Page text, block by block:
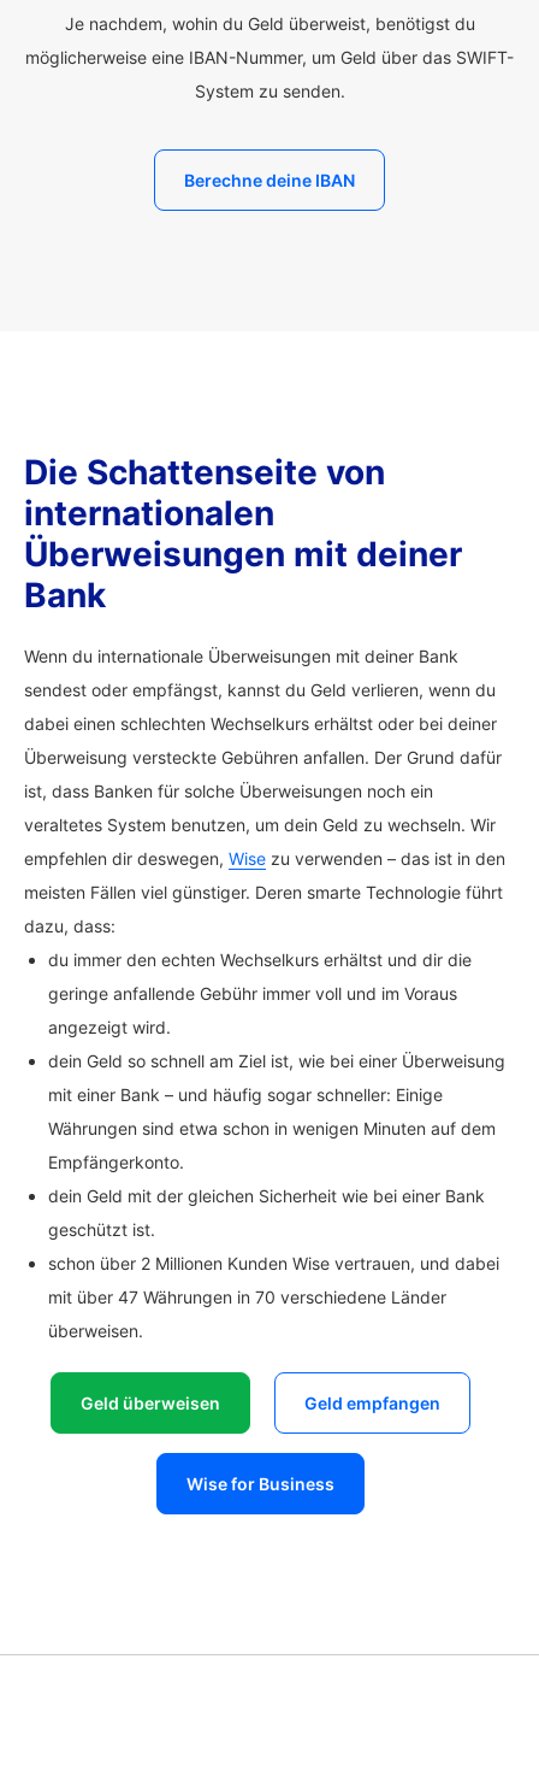
Je nachdem, wohin du Geld überweist, benötigst du
möglicherweise eine IBAN-Nummer, um Geld über das SWIFT-
System zu senden.
Berechne deine IBAN
Die Schattenseite von
internationalen
Überweisungen mit deiner
Bank
Wenn du internationale Überweisungen mit deiner Bank
sendest oder empfängst, kannst du Geld verlieren, wenn du
dabei einen schlechten Wechselkurs erhältst oder bei deiner
Überweisung versteckte Gebühren anfallen. Der Grund dafür
ist, dass Banken für solche Überweisungen noch ein
veraltetes System benutzen, um dein Geld zu wechseln. Wir
empfehlen dir deswegen, Wise zu verwenden – das ist in den
meisten Fällen viel günstiger. Deren smarte Technologie führt
dazu, dass:
du immer den echten Wechselkurs erhältst und dir die
geringe anfallende Gebühr immer voll und im Voraus
angezeigt wird.
dein Geld so schnell am Ziel ist, wie bei einer Überweisung
mit einer Bank – und häufig sogar schneller: Einige
Währungen sind etwa schon in wenigen Minuten auf dem
Empfängerkonto.
dein Geld mit der gleichen Sicherheit wie bei einer Bank
geschützt ist.
schon über 2 Millionen Kunden Wise vertrauen, und dabei
mit über 47 Währungen in 70 verschiedene Länder
überweisen.
Geld überweisen Geld empfangen
Wise for Business